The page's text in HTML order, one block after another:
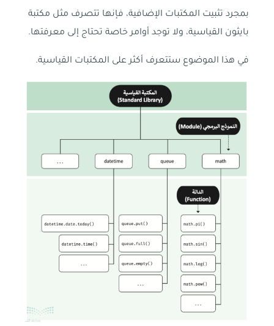
بمجرد تثبيت المكتبات الإضافية، فإنها تتصرف مثل مكتبة
بايثون القياسية، ولا توجد أوامر خاصة تحتاج إلى معرفتها.
في هذا الموضوع ستتعرف أكثر على المكتبات القياسية.